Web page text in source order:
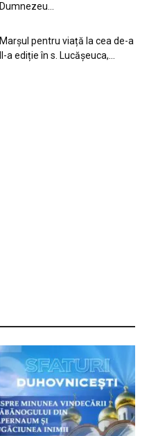
Dumnezeu…
Marșul pentru viață la cea de-a
II-a ediție în s. Lucășeuca,...